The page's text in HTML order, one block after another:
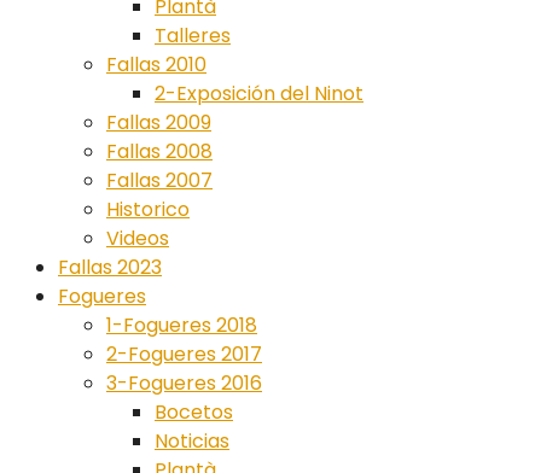
Plantà
Talleres
Fallas 2010
2-Exposición del Ninot
Fallas 2009
Fallas 2008
Fallas 2007
Historico
Videos
Fallas 2023
Fogueres
1-Fogueres 2018
2-Fogueres 2017
3-Fogueres 2016
Bocetos
Noticias